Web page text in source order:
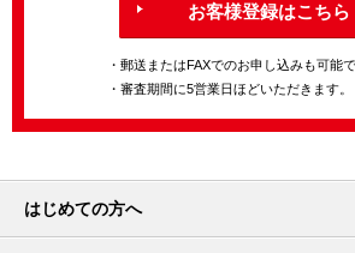
お客様登録はこちら
・郵送またはFAXでのお申し込みも可能で
・審査期間に5営業日ほどいただきます。
はじめての方へ